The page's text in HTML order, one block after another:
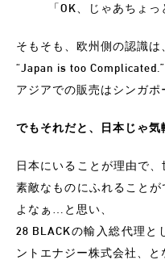
「OK、じゃあちょっ
そもそも、欧州側の認識は
“Japan is too Complicated.”
アジアでの販売はシンガポ
でもそれだと、日本じゃ気
日本にいることが理由で
素敵なものにふれること
よなぁ…と思い、
28 BLACKの輸入総代理と
ントエナジー株式会社、と